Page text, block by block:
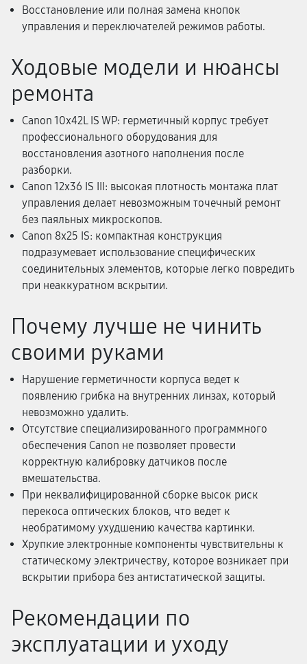
Восстановление или полная замена кнопок
управления и переключателей режимов работы.
Ходовые модели и нюансы
ремонта
Canon 10x42L IS WP: герметичный корпус требует
профессионального оборудования для
восстановления азотного наполнения после
разборки.
Canon 12x36 IS III: высокая плотность монтажа плат
управления делает невозможным точечный ремонт
без паяльных микроскопов.
Canon 8x25 IS: компактная конструкция
подразумевает использование специфических
соединительных элементов, которые легко повредить
при неаккуратном вскрытии.
Почему лучше не чинить
своими руками
Нарушение герметичности корпуса ведет к
появлению грибка на внутренних линзах, который
невозможно удалить.
Отсутствие специализированного программного
обеспечения Canon не позволяет провести
корректную калибровку датчиков после
вмешательства.
При неквалифицированной сборке высок риск
перекоса оптических блоков, что ведет к
необратимому ухудшению качества картинки.
Хрупкие электронные компоненты чувствительны к
статическому электричеству, которое возникает при
вскрытии прибора без антистатической защиты.
Рекомендации по
эксплуатации и уходу